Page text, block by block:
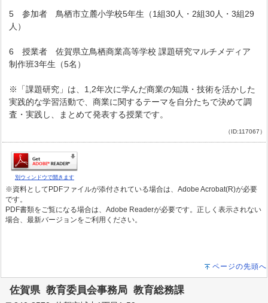
5 参加者 鳥栖市立麓小学校5年生（1組30人・2組30人・3組29
人）
6 授業者 佐賀県立鳥栖商業高等学校 課題研究マルチメディア
制作班3年生（5名）
※「課題研究」は、1,2年次に学んだ商業の知識・技術を活かした
実践的な学習活動で、商業に関するテーマを自分たちで決めて調
査・実践し、まとめて発表する授業です。
（ID:117067）
別ウィンドウで開きます
※資料としてPDFファイルが添付されている場合は、Adobe Acrobat(R)が必要
です。
PDF書類をご覧になる場合は、Adobe Readerが必要です。正しく表示されない
場合、最新バージョンをご利用ください。
ページの先頭へ
佐賀県 教育委員会事務局 教育総務課